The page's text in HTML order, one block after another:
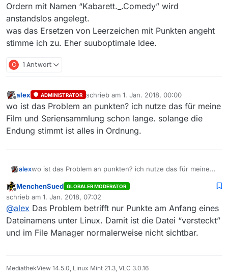
Ordern mit Namen “Kabarett._.Comedy” wird
anstandslos angelegt.
was das Ersetzen von Leerzeichen mit Punkten angeht
stimme ich zu. Eher suuboptimale Idee.
O 1 Antwort
Offline
alex ADMINISTRATOR schrieb am 1. Jan. 2018, 00:00
zuletzt editiert von
wo ist das Problem an punkten? ich nutze das für meine
Film und Seriensammlung schon lange. solange die
Endung stimmt ist alles in Ordnung.
alexwo ist das Problem an punkten? ich nutze das für meine
Endung stimmt ist alles in Ordnung.
Offline
MenchenSued GLOBALER MODERATOR
schrieb am 1. Jan. 2018, 07:02
zuletzt editiert von
@alex Das Problem betrifft nur Punkte am Anfang eines
Dateinamens unter Linux. Damit ist die Datei “versteckt”
und im File Manager normalerweise nicht sichtbar.
MediathekView 14.5.0, Linux Mint 21.3, VLC 3.0.16